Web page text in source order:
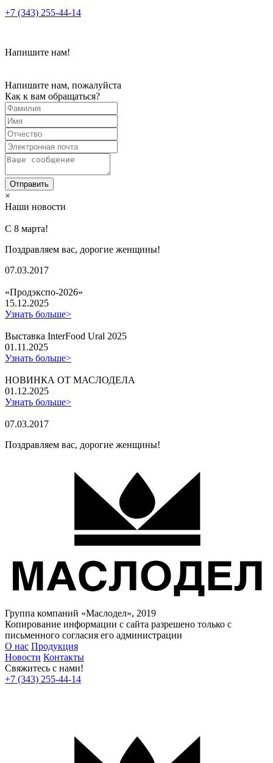
+7 (343) 255-44-14
Напишите нам!
Напишите нам, пожалуйста
Как к вам обращаться?
×
Наши новости
С 8 марта!
Поздравляем вас, дорогие женщины!
07.03.2017
«Продэкспо-2026»
15.12.2025
Узнать больше>
Выставка InterFood Ural 2025
01.11.2025
Узнать больше>
НОВИНКА ОТ МАСЛОДЕЛА
01.12.2025
Узнать больше>
07.03.2017
Поздравляем вас, дорогие женщины!
Группа компаний «Маслодел», 2019
Копирование информации с сайта разрешено только с
письменного согласия его администрации
О нас Продукция
Новости Контакты
Свяжитесь с нами!
+7 (343) 255-44-14